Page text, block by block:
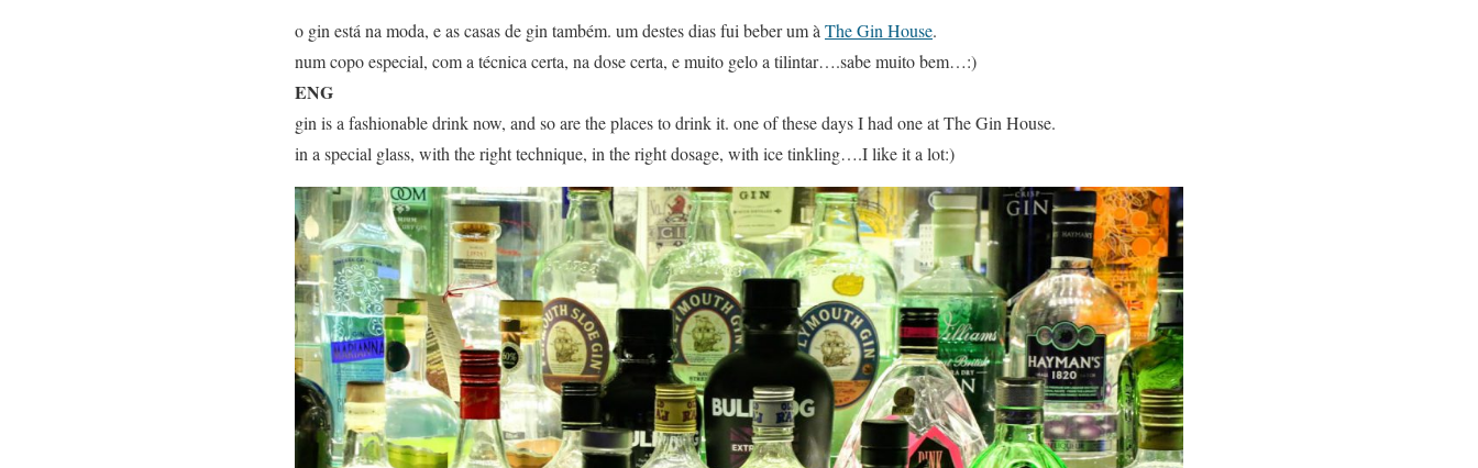
o gin está na moda, e as casas de gin também. um destes dias fui beber um à The Gin House.
num copo especial, com a técnica certa, na dose certa, e muito gelo a tilintar….sabe muito bem…:)
ENG
gin is a fashionable drink now, and so are the places to drink it. one of these days I had one at The Gin House.
in a special glass, with the right technique, in the right dosage, with ice tinkling….I like it a lot:)